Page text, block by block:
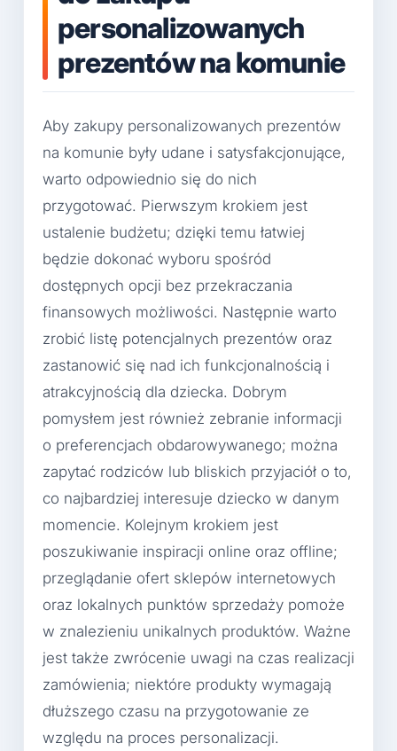
personalizowanych
prezentów na komunie
Aby zakupy personalizowanych prezentów
na komunie były udane i satysfakcjonujące,
warto odpowiednio się do nich
przygotować. Pierwszym krokiem jest
ustalenie budżetu; dzięki temu łatwiej
będzie dokonać wyboru spośród
dostępnych opcji bez przekraczania
finansowych możliwości. Następnie warto
zrobić listę potencjalnych prezentów oraz
zastanowić się nad ich funkcjonalnością i
atrakcyjnością dla dziecka. Dobrym
pomysłem jest również zebranie informacji
o preferencjach obdarowywanego; można
zapytać rodziców lub bliskich przyjaciół o to,
co najbardziej interesuje dziecko w danym
momencie. Kolejnym krokiem jest
poszukiwanie inspiracji online oraz offline;
przeglądanie ofert sklepów internetowych
oraz lokalnych punktów sprzedaży pomoże
w znalezieniu unikalnych produktów. Ważne
jest także zwrócenie uwagi na czas realizacji
zamówienia; niektóre produkty wymagają
dłuższego czasu na przygotowanie ze
względu na proces personalizacji.